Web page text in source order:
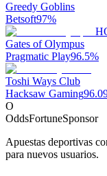
Greedy Goblins
Betsoft97%
Gates of Olympus
Pragmatic Play96.5%
Toshi Ways Club
Hacksaw Gaming
O
OddsFortuneSponsor
Apuestas deportivas
para nuevos usuarios.